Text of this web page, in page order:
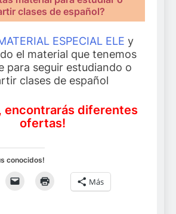
clases de español?
ESPECIAL ELE y
el material que tenemos
para seguir estudiando o
clases de español
encontrarás diferentes
ofertas!
conocidos!
Más